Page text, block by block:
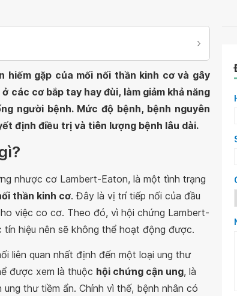
hiếm gặp của mối nối thần kinh cơ và gây
các cơ bắp tay hay đùi, làm giảm khả năng
người bệnh. Mức độ bệnh, bệnh nguyên
định điều trị và tiên lượng bệnh lâu dài.
nhược cơ Lambert-Eaton, là một tình trạng
thần kinh cơ. Đây là vị trí tiếp nối của đầu
việc co cơ. Theo đó, vì hội chứng Lambert-
hiệu nên sẽ không thể hoạt động được.
liên quan nhất định đến một loại ung thư
được xem là thuộc hội chứng cận ung, là
thư tiềm ẩn. Chính vì thế, bệnh nhân có